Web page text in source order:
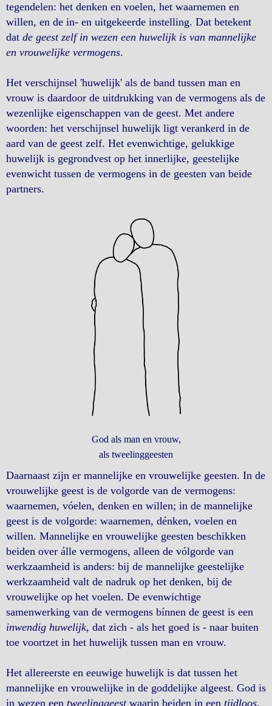
tegendelen: het denken en voelen, het waarnemen en
willen, en de in- en uitgekeerde instelling. Dat betekent
dat de geest zelf in wezen een huwelijk is van mannelijke
en vrouwelijke vermogens.
Het verschijnsel 'huwelijk' als de band tussen man en
vrouw is daardoor de uitdrukking van de vermogens als de
wezenlijke eigenschappen van de geest. Met andere
woorden: het verschijnsel huwelijk ligt verankerd in de
aard van de geest zelf. Het evenwichtige, gelukkige
huwelijk is gegrondvest op het innerlijke, geestelijke
evenwicht tussen de vermogens in de geesten van beide
partners.
God als man en vrouw,
als tweelinggeesten
Daarnaast zijn er mannelijke en vrouwelijke geesten. In de
vrouwelijke geest is de volgorde van de vermogens:
waarnemen, vóelen, denken en willen; in de mannelijke
geest is de volgorde: waarnemen, dénken, voelen en
willen. Mannelijke en vrouwelijke geesten beschikken
beiden over álle vermogens, alleen de vólgorde van
werkzaamheid is anders: bij de mannelijke geestelijke
werkzaamheid valt de nadruk op het denken, bij de
vrouwelijke op het voelen. De evenwichtige
samenwerking van de vermogens bínnen de geest is een
inwendig huwelijk, dat zich - als het goed is - naar buiten
toe voortzet in het huwelijk tussen man en vrouw.
Het allereerste en eeuwige huwelijk is dat tussen het
mannelijke en vrouwelijke in de goddelijke algeest. God is
in wezen een tweelinggeestwaarin beiden in een tijdloos,